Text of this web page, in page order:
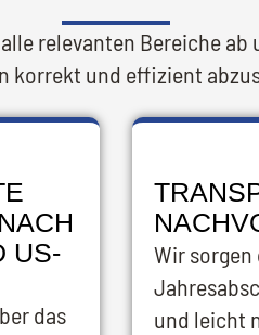
relevanten Bereiche
korrekt und effizient
US-
das
Wir
und leicht